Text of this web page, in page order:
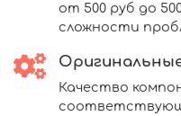
от 500 руб до
сложности
Качество